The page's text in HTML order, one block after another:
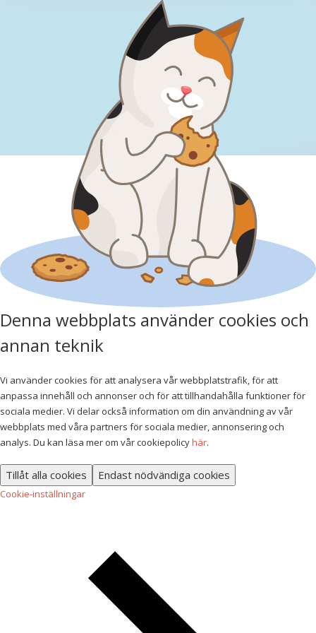
Denna webbplats använder cookies och
annan teknik
Vi använder cookies för att analysera vår webbplatstrafik, för att
anpassa innehåll och annonser och för att tillhandahålla funktioner för
sociala medier. Vi delar också information om din användning av vår
webbplats med våra partners för sociala medier, annonsering och
analys. Du kan läsa mer om vår cookiepolicyhär.
Tillåt alla cookies Endast nödvändiga cookies
Cookie-inställningar